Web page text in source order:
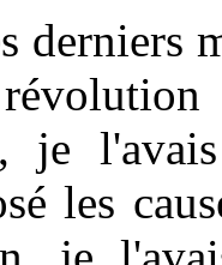
derniers
je
les